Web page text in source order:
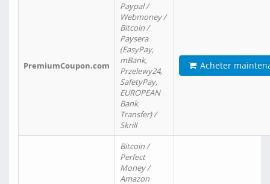
PremiumCoupon.com
Paypal /
Webmoney /
Bitcoin /
Paysera
(EasyPay,
mBank,
Przelewy24,
SafetyPay,
EUROPEAN
Bank
Transfer) /
Skrill
Acheter
Bitcoin /
Perfect
Money /
Amazon